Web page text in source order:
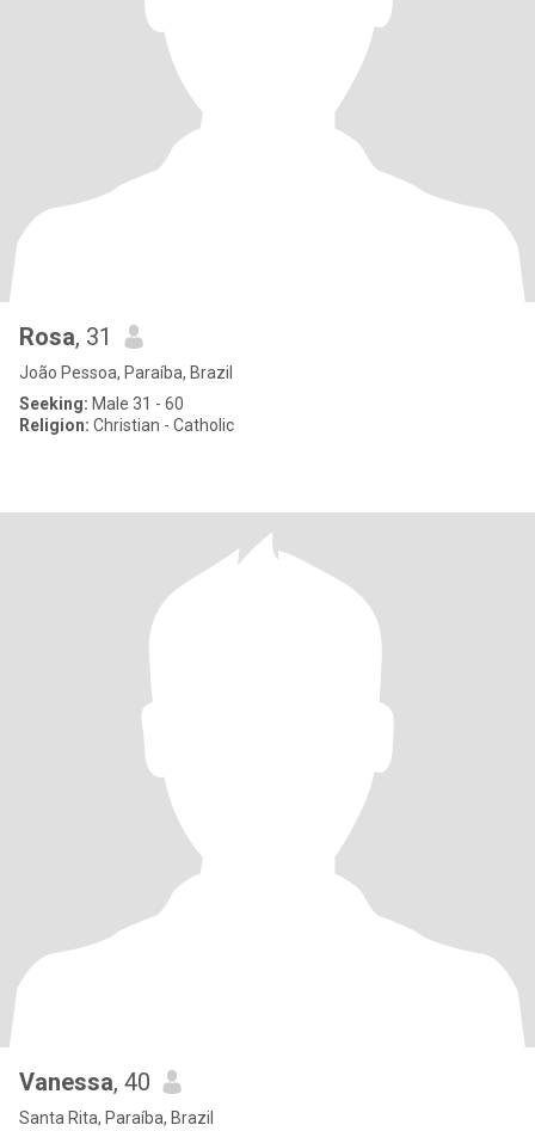
Rosa, 31
João Pessoa, Paraíba, Brazil
Seeking: Male 31 - 60
Religion: Christian - Catholic
Vanessa, 40
Santa Rita, Paraíba, Brazil